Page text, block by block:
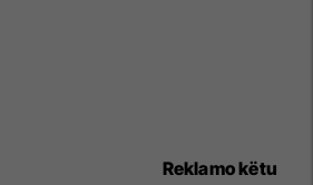
Reklamo këtu